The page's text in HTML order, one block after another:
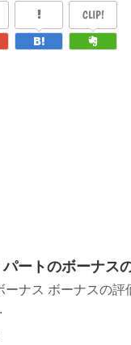
CLIP!
ートのボーナス
ーナス ボーナスの